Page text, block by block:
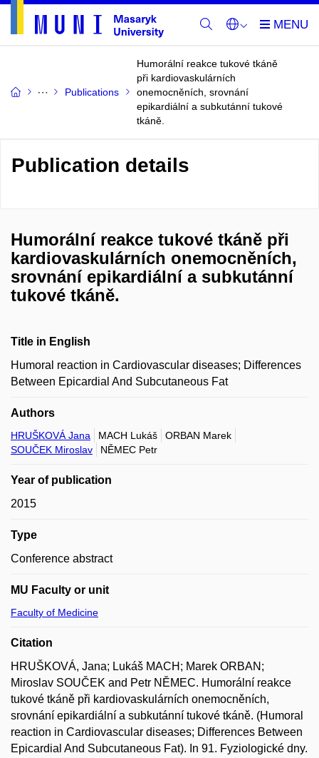
Publications
Humorální reakce tukové tkáně
při kardiovaskulárních
onemocněních, srovnání
epikardiální a subkutánní tukové
tkáně.
Publication details
Humorální reakce tukové tkáně při
kardiovaskulárních onemocněních,
srovnání epikardiální a subkutánní
tukové tkáně.
Title in English
Humoral reaction in Cardiovascular diseases; Differences
Between Epicardial And Subcutaneous Fat
Authors
HRUŠKOVÁ Jana MACH Lukáš
ORBAN Marek
SOUČEK Miroslav
NĚMEC Petr
Year of publication
2015
Type
Conference abstract
MU Faculty or unit
Faculty of Medicine
Citation
HRUŠKOVÁ, Jana; Lukáš MACH; Marek ORBAN;
Miroslav SOUČEK and Petr NĚMEC. Humorální reakce
tukové tkáně při kardiovaskulárních onemocněních,
srovnání epikardiální a subkutánní tukové tkáně. (Humoral
reaction in Cardiovascular diseases; Differences Between
Epicardial And Subcutaneous Fat). In 91. Fyziologické dny.